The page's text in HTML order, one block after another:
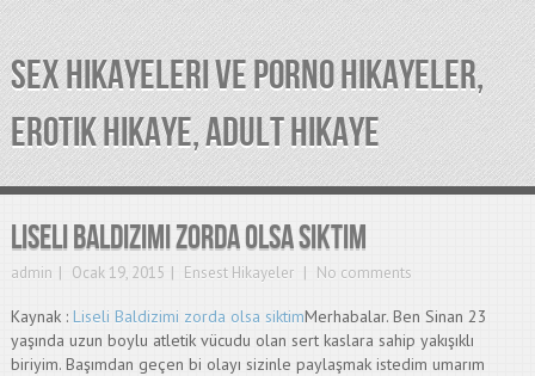
SEX HIKAYELERI VE PORNO HIKAYELER,
EROTIK HIKAYE, ADULT HIKAYE
Liseli Baldizimi zorda olsa siktim
admin Ocak 19, 2015 Ensest Hikayeler No comments
Kaynak : Liseli Baldizimi zorda olsa siktimMerhabalar. Ben Sinan 23
yaşında uzun boylu atletik vücudu olan sert kaslara sahip yakışıklı
biriyim. Başımdan geçen bi olayı sizinle paylaşmak istedim umarım